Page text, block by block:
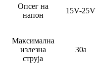
Опсег на
напон
15V-25V
Максимална
излезна
струја
30а